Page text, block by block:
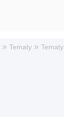
» Tematy » Tematy